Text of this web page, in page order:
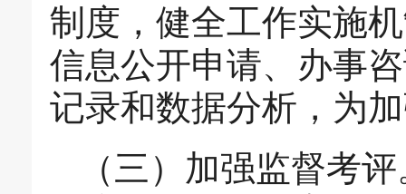
制度，健全工作实施
信息公开申请、办事
记录和数据分析，为
（三）加强监督考